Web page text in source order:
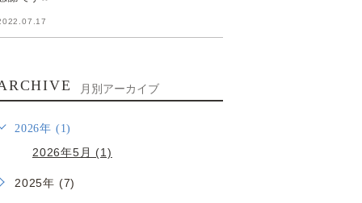
月別アーカイブ
2026年 (1)
2026年5月 (1)
2025年 (7)